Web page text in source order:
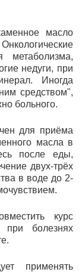
масло
метаболизма,
недуги, при
Иногда
средством",
больного.
для приёма
масла в
после еды,
двух-трёх
в воде до 2-
курс
при болезнях
применять